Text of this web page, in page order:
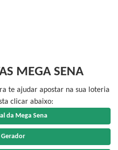
MEGA SENA
te ajudar apostar na sua loteria
clicar abaixo:
da Mega Sena
Gerador